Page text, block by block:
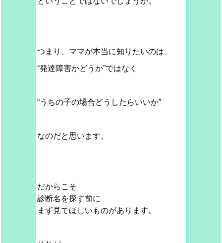
つまり、ママが本当に知りたいのは、
“発達障害かどうか”ではなく
“うちの子の場合どうしたらいいか”
なのだと思います。
だからこそ
診断名を探す前に
まず見てほしいものがあります。